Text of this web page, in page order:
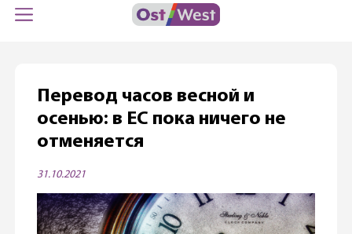
Перевод часов весной и
осенью: в ЕС пока ничего не
отменяется
31.10.2021